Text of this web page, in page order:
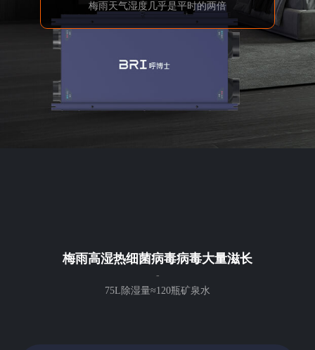
梅雨天气湿度几乎是平时的两倍
梅雨高湿热细菌病毒病毒大量滋长
-
75L除湿量≈120瓶矿泉水